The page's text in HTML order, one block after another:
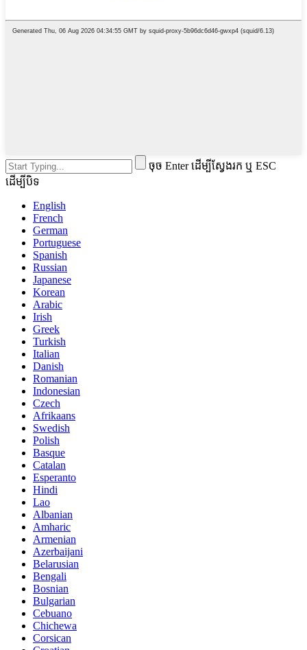
ចុច Enter ដើម្បីស្វែងរក ឬ ESC
ដើម្បីបិទ
English
French
German
Portuguese
Spanish
Russian
Japanese
Korean
Arabic
Irish
Greek
Turkish
Italian
Danish
Romanian
Indonesian
Czech
Afrikaans
Swedish
Polish
Basque
Catalan
Esperanto
Hindi
Lao
Albanian
Amharic
Armenian
Azerbaijani
Belarusian
Bengali
Bosnian
Bulgarian
Cebuano
Chichewa
Corsican